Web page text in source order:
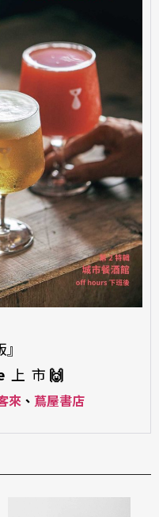
上 市 🙌
來 、 蔦屋書店